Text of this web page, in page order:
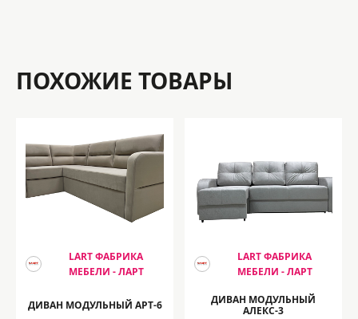
ПОХОЖИЕ ТОВАРЫ
LART ФАБРИКА
МЕБЕЛИ - ЛАРТ
ДИВАН МОДУЛЬНЫЙ АРТ-6
LART ФАБРИКА
МЕБЕЛИ - ЛАРТ
ДИВАН МОДУЛЬНЫЙ
АЛЕКС-3